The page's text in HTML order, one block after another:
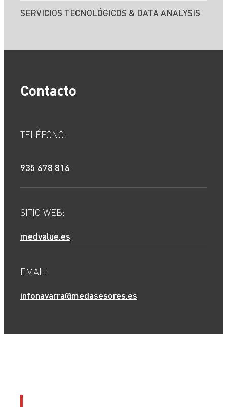
SERVICIOS TECNOLÓGICOS & DATA ANALYSIS
Contacto
TELÉFONO:
935 678 816
SITIO WEB:
medvalue.es
EMAIL:
infonavarra@medasesores.es